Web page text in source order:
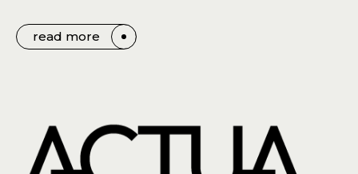
read more